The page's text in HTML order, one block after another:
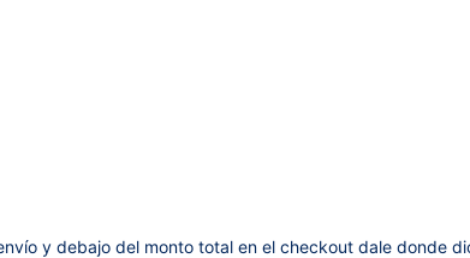
y debajo del monto total en el checkout dale donde